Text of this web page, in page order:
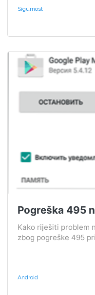
Sigurnost
Pogreška 495
Kako riješiti problem
zbog pogreške 495
Android